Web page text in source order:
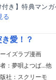
付き】特典マン
る
愛！？
イズラブ漫画
：夢唄よつば...他
社：スクリーモ